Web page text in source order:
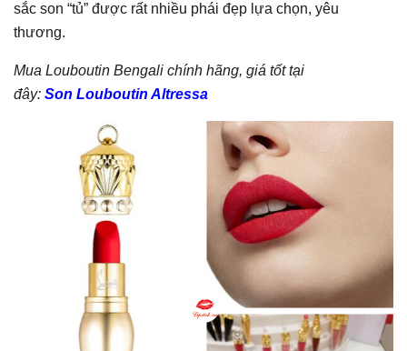
sắc son “tủ” được rất nhiều phái đẹp lựa chọn, yêu
thương.
Mua Louboutin Bengali chính hãng, giá tốt tại
đây: Son Louboutin Altressa